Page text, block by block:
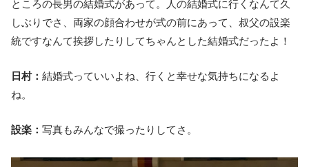
ところの長男の結婚式があって。人の結婚式に行くなんて久
しぶりでさ、両家の顔合わせが式の前にあって、叔父の設楽
統ですなんて挨拶したりしてちゃんとした結婚式だったよ！
日村： 結婚式っていいよね、行くと幸せな気持ちになるよ
ね。
設楽： 写真もみんなで撮ったりしてさ。